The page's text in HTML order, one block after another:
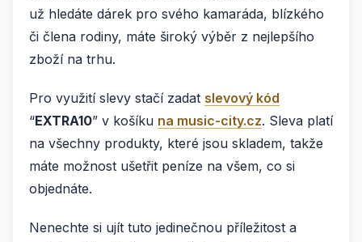
už hledáte dárek pro svého kamaráda, blízkého
či člena rodiny, máte široký výběr z nejlepšího
zboží na trhu.
Pro využití slevy stačí zadat slevový kód
“EXTRA10” v košíku na music-city.cz. Sleva platí
na všechny produkty, které jsou skladem, takže
máte možnost ušetřit peníze na všem, co si
objednáte.
Nenechte si ujít tuto jedinečnou příležitost a